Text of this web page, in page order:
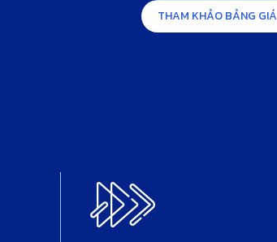
THAM KHẢO BẢNG GIÁ